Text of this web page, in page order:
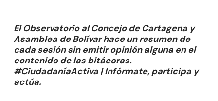
El Observatorio al Concejo de Cartagena y
Asamblea de Bolívar hace un resumen de
cada sesión sin emitir opinión alguna en el
contenido de las bitácoras.
#CiudadaníaActiva | Infórmate, participa y
actúa.